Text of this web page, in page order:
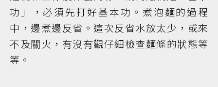
功」，必須先打好基本功。煮泡麵的過程
中，邊煮邊反省。這次反省水放太少，或來
不及關火，有沒有觀仔細檢查麵條的狀態等
等。